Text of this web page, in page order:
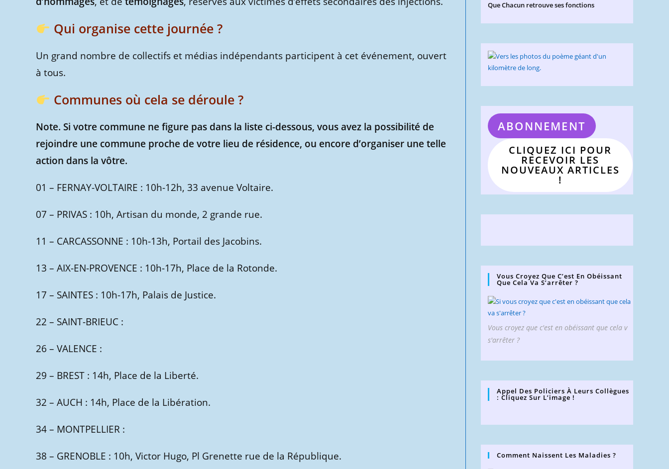
Qui organise cette journée ?
Un grand nombre de collectifs et médias indépendants participent à cet événement, ouvert
à tous.
Communes où cela se déroule ?
Note. Si votre commune ne figure pas dans la liste ci-dessous, vous avez la possibilité de
rejoindre une commune proche de votre lieu de résidence, ou encore d’organiser une telle
action dans la vôtre.
01 – FERNAY-VOLTAIRE : 10h-12h, 33 avenue Voltaire.
07 – PRIVAS : 10h, Artisan du monde, 2 grande rue.
11 – CARCASSONNE : 10h-13h, Portail des Jacobins.
13 – AIX-EN-PROVENCE : 10h-17h, Place de la Rotonde.
17 – SAINTES : 10h-17h, Palais de Justice.
22 – SAINT-BRIEUC :
26 – VALENCE :
29 – BREST : 14h, Place de la Liberté.
32 – AUCH : 14h, Place de la Libération.
34 – MONTPELLIER :
38 – GRENOBLE : 10h, Victor Hugo, Pl Grenette rue de la République.
Que Chacun retrouve ses fonctions
ABONNEMENT
CLIQUEZ ICI POUR
RECEVOIR LES
NOUVEAUX ARTICLES
!
Vous Croyez Que C’est En Obéissant
Que Cela Va S’arrêter ?
Vous croyez que c'est en obéissant que cela v
s'arrêter ?
Appel Des Policiers À Leurs Collègues
: Cliquez Sur L’image !
Comment Naissent Les Maladies ?